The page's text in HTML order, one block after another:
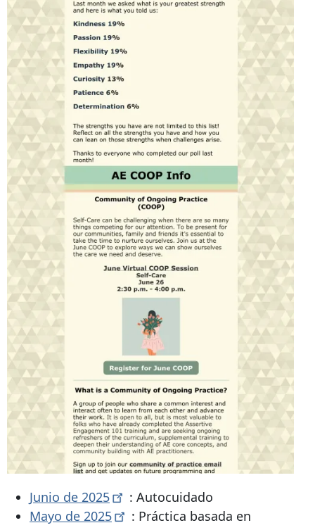
Junio ​​de 2025
: Autocuidado
Mayo de 2025
: Práctica basada en